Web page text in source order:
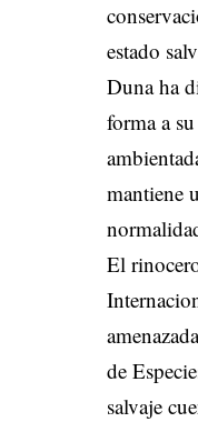
estado
Duna ha
forma a
mantiene
El
de
salvaje